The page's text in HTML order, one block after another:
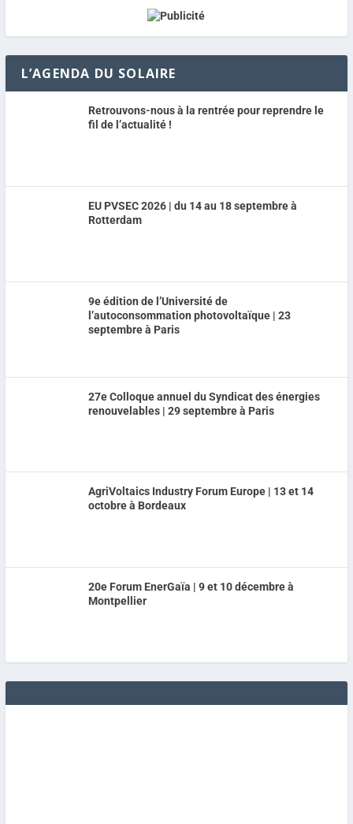
L’AGENDA DU SOLAIRE
Retrouvons-nous à la rentrée pour reprendre le
fil de l’actualité !
EU PVSEC 2026 | du 14 au 18 septembre à
Rotterdam
9e édition de l’Université de
l’autoconsommation photovoltaïque | 23
septembre à Paris
27e Colloque annuel du Syndicat des énergies
renouvelables | 29 septembre à Paris
AgriVoltaics Industry Forum Europe | 13 et 14
octobre à Bordeaux
20e Forum EnerGaïa | 9 et 10 décembre à
Montpellier